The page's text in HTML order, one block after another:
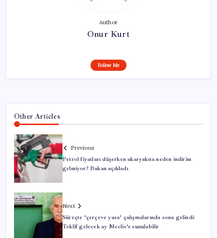
Author
Onur Kurt
Follow Me
Other Articles
Previous
Petrol fiyatları düşerken akaryakıta neden indirim
gelmiyor? Bakan açıkladı
Next
Süreçte ‘çerçeve yasa’ çalışmalarında sona gelindi:
Teklif gelecek ay Meclis’e sunulabilir